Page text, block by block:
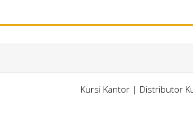
Kursi Kantor | Distributor